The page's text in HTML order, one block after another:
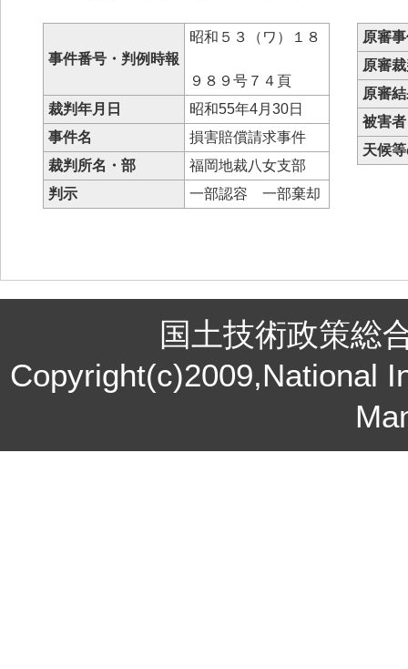
事件番号・判例時報
昭和５３（ワ）１８
９８９号７４頁
裁判年月日
昭和55年4月30日
事件名
損害賠償請求事件
裁判所名・部
福岡地裁八女支部
判示
一部認容 一部棄却
原審
原審
原審
被害者
天候
国土技術政策
Copyright(c)2009,National